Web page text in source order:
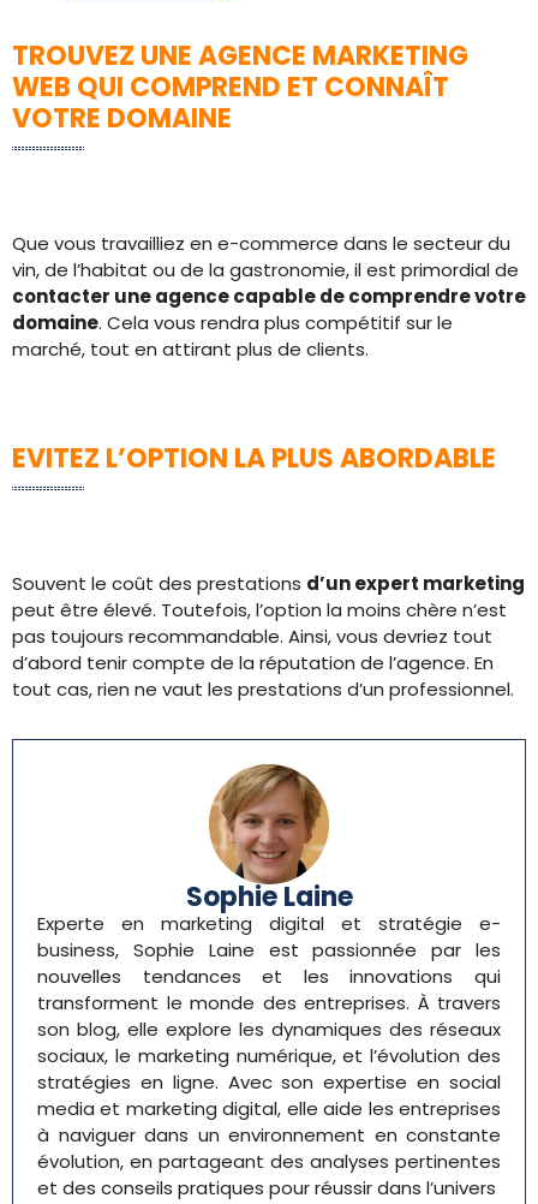
TROUVEZ UNE AGENCE MARKETING
WEB QUI COMPREND ET CONNAÎT
VOTRE DOMAINE
Que vous travailliez en e-commerce dans le secteur du
vin, de l’habitat ou de la gastronomie, il est primordial de
contacter une agence capable de comprendre votre
domaine. Cela vous rendra plus compétitif sur le
marché, tout en attirant plus de clients.
EVITEZ L’OPTION LA PLUS ABORDABLE
Souvent le coût des prestations d’un expert marketing
peut être élevé. Toutefois, l’option la moins chère n’est
pas toujours recommandable. Ainsi, vous devriez tout
d’abord tenir compte de la réputation de l’agence. En
tout cas, rien ne vaut les prestations d’un professionnel.
Sophie Laine
Experte en marketing digital et stratégie e-
business, Sophie Laine est passionnée par les
nouvelles tendances et les innovations qui
transforment le monde des entreprises. À travers
son blog, elle explore les dynamiques des réseaux
sociaux, le marketing numérique, et l’évolution des
stratégies en ligne. Avec son expertise en social
media et marketing digital, elle aide les entreprises
à naviguer dans un environnement en constante
évolution, en partageant des analyses pertinentes
et des conseils pratiques pour réussir dans l’univers